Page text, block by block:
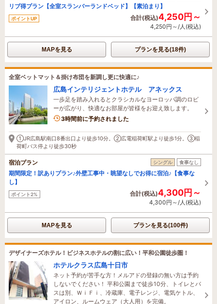
リブ得プラン【全室スランバーランドベッド】【素泊まり】
ポイントUP 合計(税込)4,250円～
4,250円～/人(税込)
MAPを見る プランを見る(18件)
全室ベットマット＆掛け布団を新調し更に快適に♪
広島インテリジェントホテル アネックス
一歩足を踏み入れるとクラシカルなヨーロッパ調のロビ
ーが広がり、快適なお部屋が皆様をお迎え致します。
3時間前に予約されました
①JR広島駅南口8番出口より徒歩10分。②広電稲荷町駅より徒歩1分。③稲
荷町バス停より徒歩30秒
宿泊プラン シングル 食事なし
期間限定！訳ありプラン♪外壁工事中・眺望なしでお得に宿泊♪【食事な
し】
ポイント2% 合計(税込)4,300円～
4,300円～/人(税込)
MAPを見る プランを見る(100件)
デザイナーズホテル！ビジネスホテルの割に広い！平和公園徒歩圏！
ホテルクラス広島十日市
ネット予約が苦手な方！メルアドの登録の無い方は予約
しないでください！ 平和公園まで徒歩10分、トイレとバ
スは別、ＷｉＦｉ、冷蔵庫、電子レンジ、電気ケトル、
アイロン、ルームウェア（大人用）を完備。